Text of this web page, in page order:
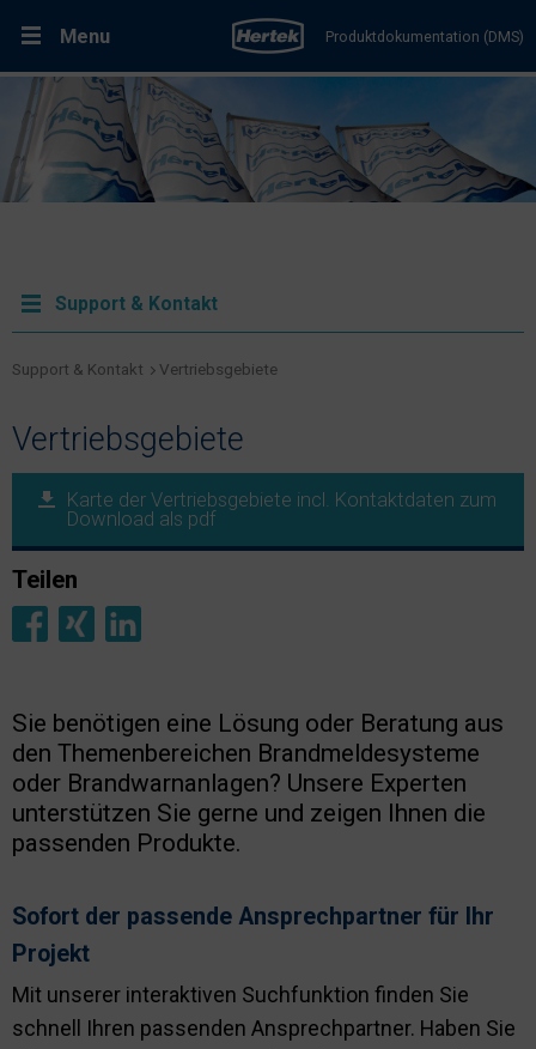
Menu
Lösungen
Produkte
Support & Kontakt
Karriere bei Hertek
Nachhaltigkeit
Produktdokumentation (DMS)
Support & Kontakt
Support & Kontakt Vertriebsgebiete
Vertriebsgebiete
Karte der Vertriebsgebiete incl. Kontaktdaten zum
Download als pdf
Teilen
Sie benötigen eine Lösung oder Beratung aus
den Themenbereichen Brandmeldesysteme
oder Brandwarnanlagen? Unsere Experten
unterstützen Sie gerne und zeigen Ihnen die
passenden Produkte.
Sofort der passende Ansprechpartner für Ihr
Projekt
Mit unserer interaktiven Suchfunktion finden Sie
schnell Ihren passenden Ansprechpartner. Haben Sie